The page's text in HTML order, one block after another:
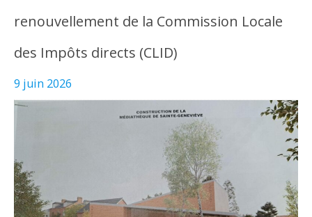
renouvellement de la Commission Locale
des Impôts directs (CLID)
9 juin 2026